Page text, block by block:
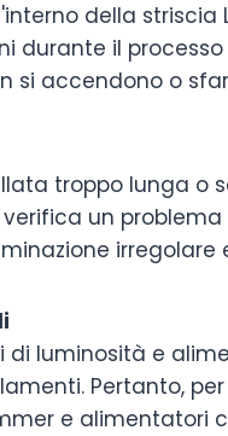
della striscia
durante il
si accendono o
troppo lunga o
un
di luminosità e
Pertanto,
e alimentatori